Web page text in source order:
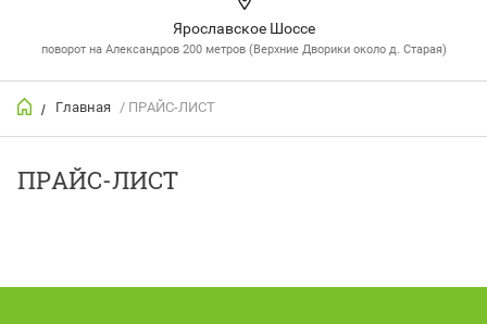
Ярославское Шоссе
поворот на Александров 200 метров (Верхние Дворики около д. Старая)
/ Главная / ПРАЙС-ЛИСТ
ПРАЙС-ЛИСТ